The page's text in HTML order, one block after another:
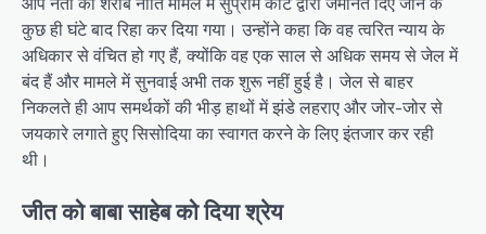
कुछ ही घंटे बाद रिहा कर दिया गया। उन्होंने कहा कि वह त्वरित न्याय के
अधिकार से वंचित हो गए हैं, क्योंकि वह एक साल से अधिक समय से जेल में
बंद हैं और मामले में सुनवाई अभी तक शुरू नहीं हुई है। जेल से बाहर
निकलते ही आप समर्थकों की भीड़ हाथों में झंडे लहराए और जोर-जोर से
जयकारे लगाते हुए सिसोदिया का स्वागत करने के लिए इंतजार कर रही
थी।
जीत को बाबा साहेब को दिया श्रेय